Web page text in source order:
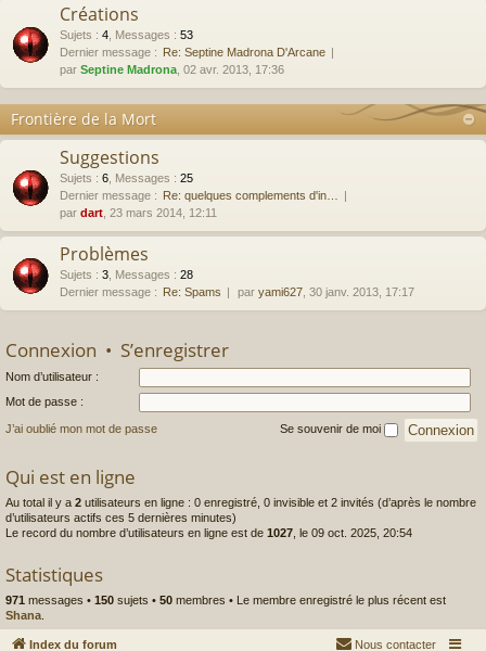
Créations
Sujets : 4 Messages : 53
Dernier message : Re: Septine Madrona D'Arcane
par Septine Madrona , 02 avr. 2013, 17:36
Frontière de la Mort
Suggestions
Sujets : 6 Messages : 25
Dernier message : Re: quelques complements d'in…
par dart , 23 mars 2014, 12:11
Problèmes
Sujets : 3 Messages : 28
Dernier message : Re: Spams par yami627 , 30 janv. 2013, 17:17
Connexion • S’enregistrer
Nom d’utilisateur :
Mot de passe :
J’ai oublié mon mot de passe Se souvenir de moi
Qui est en ligne
Au total il y a 2 utilisateurs en ligne : 0 enregistré, 0 invisible et 2 invités (d’après le nombre
d’utilisateurs actifs ces 5 dernières minutes)
Le record du nombre d’utilisateurs en ligne est de 1027, le 09 oct. 2025, 20:54
Statistiques
971 messages • 150 sujets • 50 membres • Le membre enregistré le plus récent est
Shana.
Index du forum Nous contacter